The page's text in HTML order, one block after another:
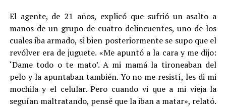
El agente, de 21 años, explicó que sufrió un asalto a
manos de un grupo de cuatro delincuentes, uno de los
cuales iba armado, si bien posteriormente se supo que el
revólver era de juguete. «Me apuntó a la cara y me dijo:
‘Dame todo o te mato’. A mi mamá la tironeaban del
pelo y la apuntaban también. Yo no me resistí, les di mi
mochila y el celular. Pero cuando vi que a mi vieja la
seguían maltratando, pensé que la iban a matar», relató.